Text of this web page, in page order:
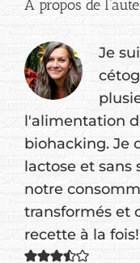
À propos de
Je
l'alimentation
biohacking. Je
lactose et sans
notre
transformés et
recette à la fois!